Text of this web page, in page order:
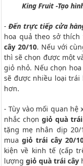
King Fruit -Tạo
-Đến trực tiếp cửa
hoa quả theo sở thích
cây 20/10. Nếu với
thì sẽ chọn được một
giỏ nhỏ. Nếu chọn
sẽ được nhiều loại trái
hơn.
- Tùy vào mối quan hệ
nhắc chọn giỏ quà
tặng mẹ nhân dịp
muagiỏ trái cây 20/
kiện về kinh tế (cấp
lượng giỏ quà trái cây